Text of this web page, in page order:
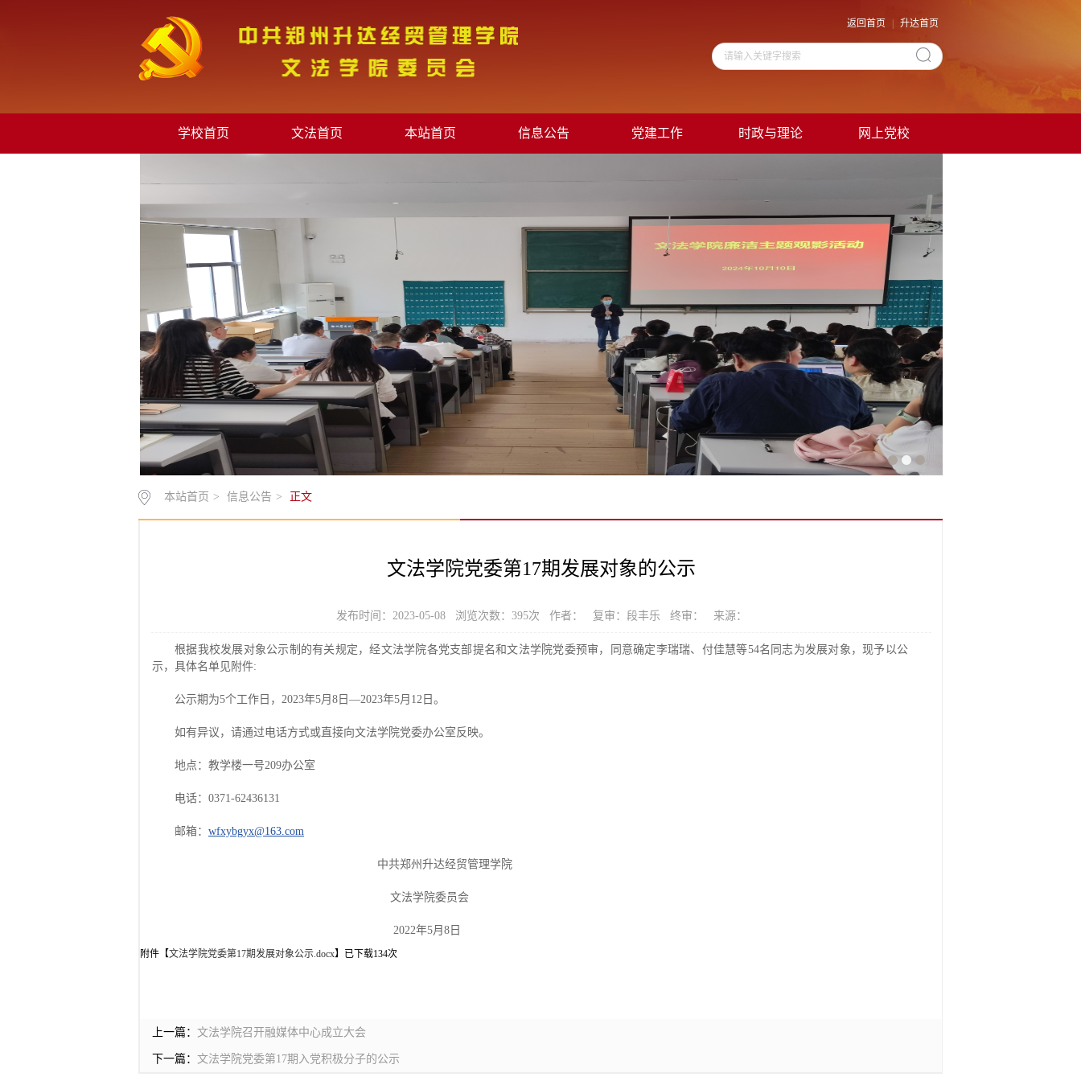
返回首页 升达首页
学校首页 文法首页 本站首页 信息公告 党建工作 时政与理论 网上党校
本站首页 > 信息公告 > 正文
文法学院党委第17期发展对象的公示
发布时间：2023-05-08 浏览次数： 395次 作者： 复审：段丰乐 终审： 来源：
根据我校发展对象公示制的有关规定，经文法学院各党支部提名和文法学院党委预审，同意确定李瑞瑞、付佳慧等54名同志为发展对象，现予以公
示，具体名单见附件:
公示期为5个工作日，2023年5月8日—2023年5月12日。
如有异议，请通过电话方式或直接向文法学院党委办公室反映。
地点：教学楼一号209办公室
电话：0371-62436131
邮箱： wfxybgyx@163.com
中共郑州升达经贸管理学院
文法学院委员会
2022年5月8日
附件【文法学院党委第17期发展对象公示.docx】已下载134次
上一篇： 文法学院召开融媒体中心成立大会
下一篇： 文法学院党委第17期入党积极分子的公示